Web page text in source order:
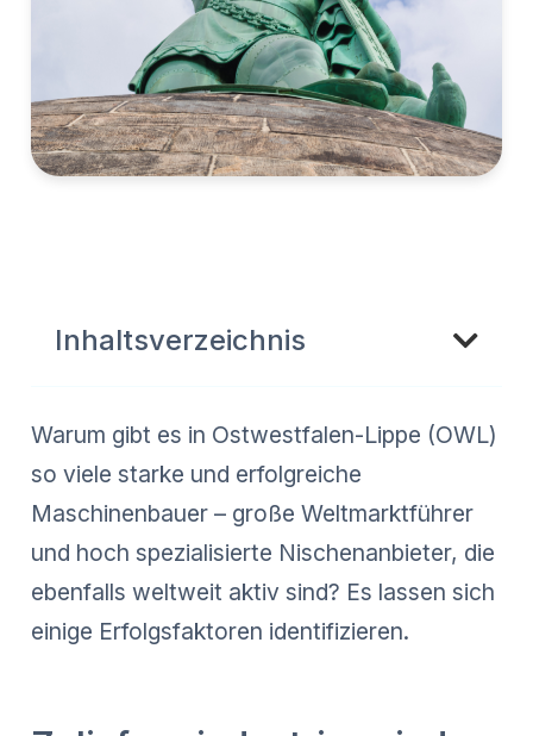
Inhaltsverzeichnis
Warum gibt es in Ostwestfalen-Lippe (OWL)
so viele starke und erfolgreiche
Maschinenbauer – große Weltmarktführer
und hoch spezialisierte Nischenanbieter, die
ebenfalls weltweit aktiv sind? Es lassen sich
einige Erfolgsfaktoren identifizieren.